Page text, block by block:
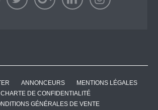
ANNONCEURS
MENTIONS LÉGALES
CHARTE DE CONFIDENTIALITÉ
GÉNÉRALES DE VENTE